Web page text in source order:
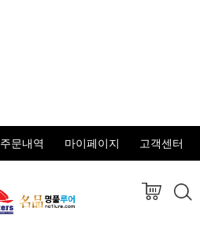
주문내역 마이페이지 고객센터